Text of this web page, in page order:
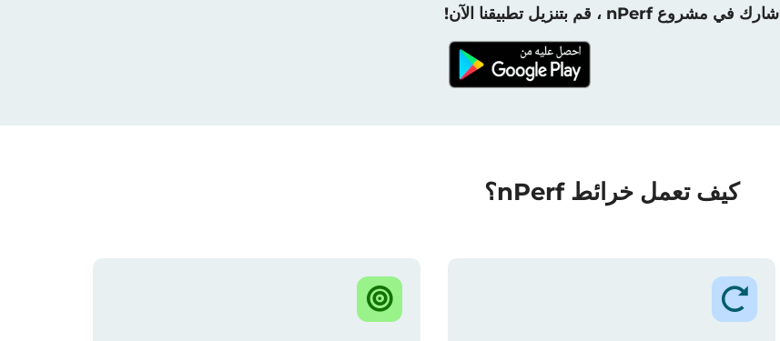
شارك في مشروع nPerf ، قم بتنزيل تطبيقنا الآن!
كيف تعمل خرائط nPerf؟